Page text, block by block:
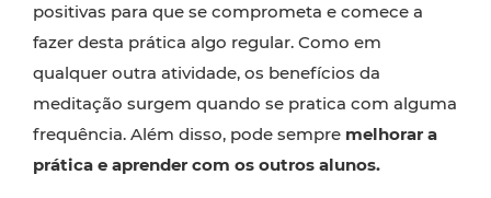
positivas para que se comprometa e comece a
fazer desta prática algo regular. Como em
qualquer outra atividade, os benefícios da
meditação surgem quando se pratica com alguma
frequência. Além disso, pode sempre melhorar a
prática e aprender com os outros alunos.